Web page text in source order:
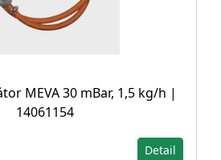
MEVA 30 mBar, 1,5 kg/h |
14061154
Detail